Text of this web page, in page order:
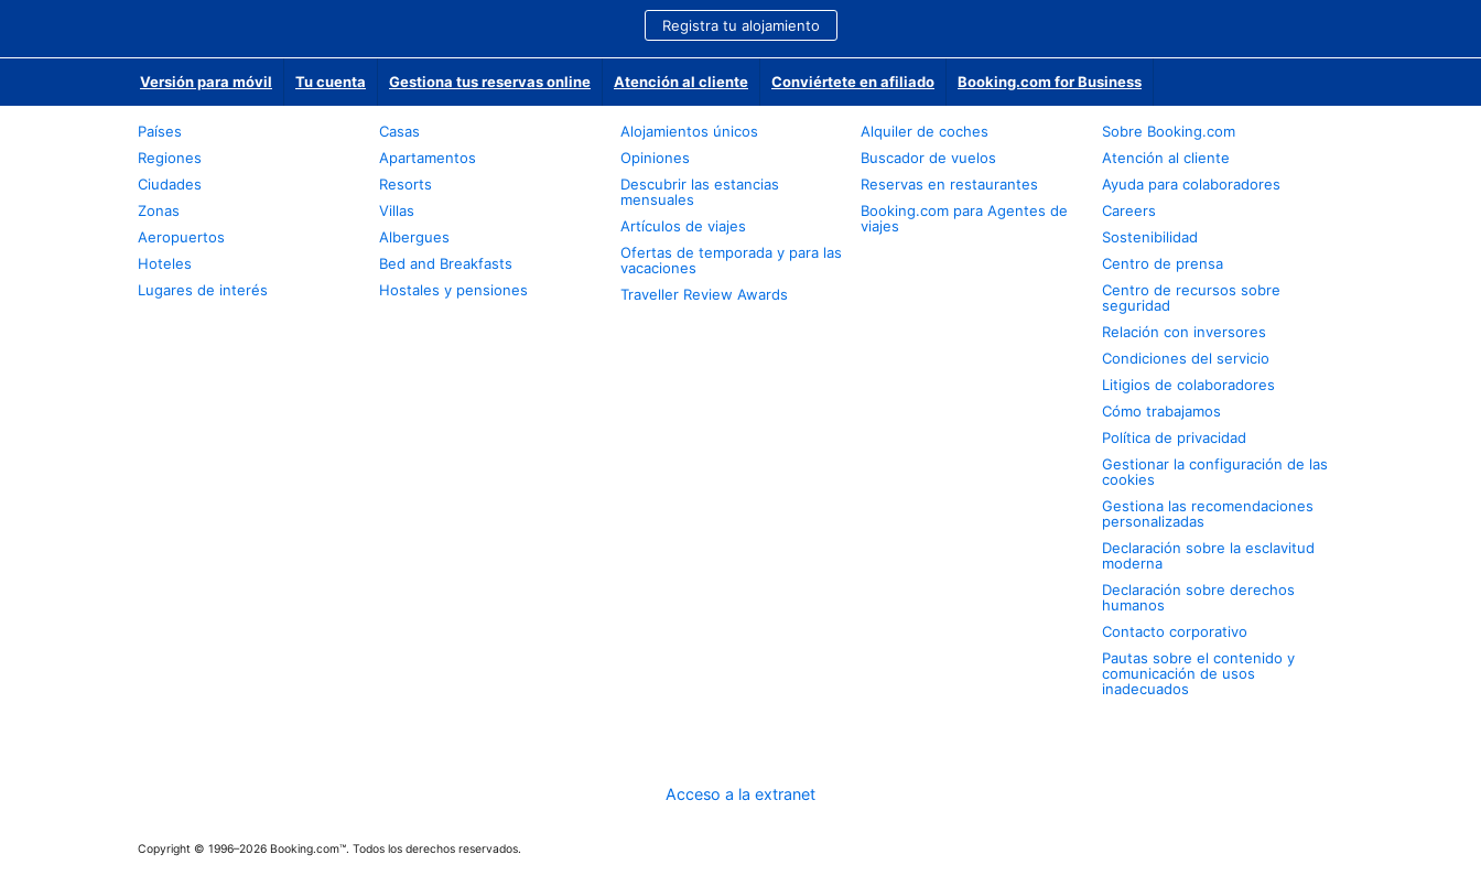
Registra tu alojamiento
Versión para móvil Tu cuenta Gestiona tus reservas online Atención al cliente Conviértete en afiliado Booking.com for Business
Países
Regiones
Ciudades
Zonas
Aeropuertos
Hoteles
Lugares de interés
Casas
Apartamentos
Resorts
Villas
Albergues
Bed and Breakfasts
Hostales y pensiones
Alojamientos únicos
Opiniones
Descubrir las estancias
mensuales
Artículos de viajes
Ofertas de temporada y para las
vacaciones
Traveller Review Awards
Alquiler de coches
Buscador de vuelos
Reservas en restaurantes
Booking.com para Agentes de
viajes
Sobre Booking.com
Atención al cliente
Ayuda para colaboradores
Careers
Sostenibilidad
Centro de prensa
Centro de recursos sobre
seguridad
Relación con inversores
Condiciones del servicio
Litigios de colaboradores
Cómo trabajamos
Política de privacidad
Gestionar la configuración de las
cookies
Gestiona las recomendaciones
personalizadas
Declaración sobre la esclavitud
moderna
Declaración sobre derechos
humanos
Contacto corporativo
Pautas sobre el contenido y
comunicación de usos
inadecuados
Acceso a la extranet
Copyright © 1996–2026 Booking.com™. Todos los derechos reservados.